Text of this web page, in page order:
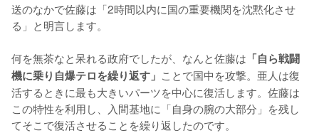
送のなかで佐藤は「2時間以内に国の重要機関を沈黙化させ
る」と明言します。
何を無茶なと呆れる政府でしたが、なんと佐藤は 「自ら戦闘
機に乗り自爆テロを繰り返す」 ことで国中を攻撃。亜人は復
活するときに最も大きいパーツを中心に復活します。佐藤は
この特性を利用し、入間基地に「自身の腕の大部分」を残し
てそこで復活させることを繰り返したのです。